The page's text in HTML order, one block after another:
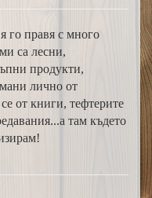
го правя с много
са лесни,
продукти,
лично от
от книги, тефтерите
там където